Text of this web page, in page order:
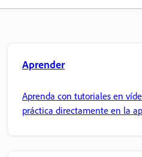
Aprender
Aprenda con tutoriales en
práctica directamente en la